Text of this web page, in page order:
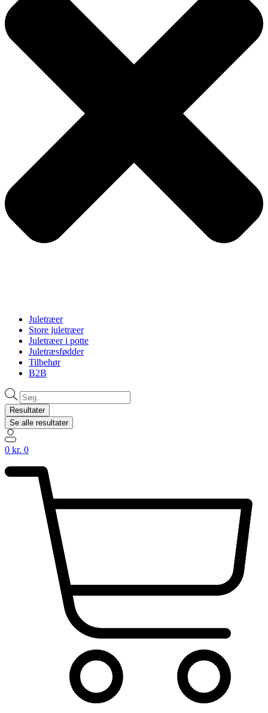
Juletræer
Store juletræer
Juletræer i potte
Juletræsfødder
Tilbehør
B2B
Search
...
Resultater
Se alle resultater
0 kr. 0